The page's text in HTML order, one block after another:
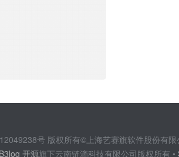
= 8192,stdout =
号 版权所有©上海艺赛旗软件股份有
B3log 开源旗下云南链滴科技有限公司版权所有 •